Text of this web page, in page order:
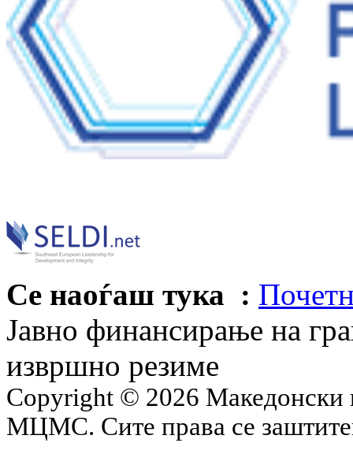
Се наоѓаш тука :
Јавно финансирање на
извршно резиме
Copyright © 2026 Македонски
МЦМС. Сите права се